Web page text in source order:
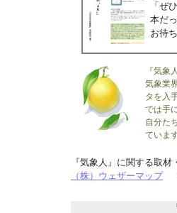
「ぜ
本だ
お待
『気象
気象業
タを入
では手
自分た
ています
『気象人』に関する取
（株）ウェザーマップ